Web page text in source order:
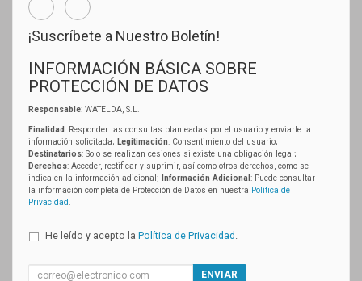
¡Suscríbete a Nuestro Boletín!
INFORMACIÓN BÁSICA SOBRE
PROTECCIÓN DE DATOS
Responsable: WATELDA, S.L.
Finalidad: Responder las consultas planteadas por el usuario y enviarle la
información solicitada; Legitimación: Consentimiento del usuario;
Destinatarios: Solo se realizan cesiones si existe una obligación legal;
Derechos: Acceder, rectificar y suprimir, así como otros derechos, como se
indica en la información adicional;
Información Adicional : Puede consultar
la información completa de Protección de Datos en nuestra Política de
Privacidad
He leído y acepto la Política de Privacidad
ENVIAR